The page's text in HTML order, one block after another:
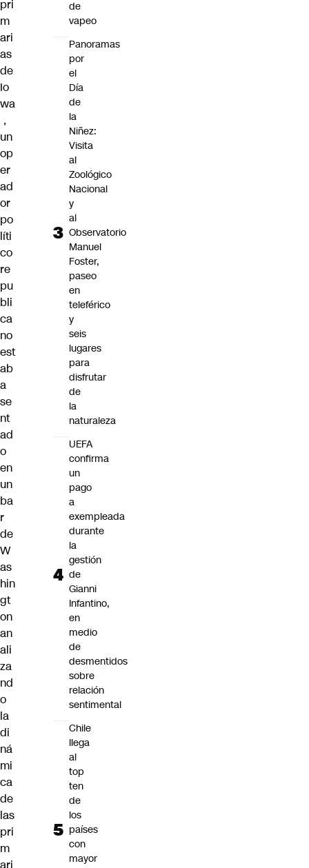
pri
m
ari
as
de
Io
wa
,
un
op
er
ad
or
po
líti
co
re
pu
bli
ca
no
est
ab
a
se
nt
ad
o
en
un
ba
r
de
W
as
hin
gt
on
an
ali
za
nd
o
la
di
ná
mi
ca
de
las
pri
m
ari
de
vapeo
Panoramas
por
el
Día
de
la
Niñez:
Visita
al
Zoológico
Nacional
y
al
Observatorio
Manuel
Foster,
paseo
en
teleférico
y
seis
lugares
para
disfrutar
de
la
naturaleza
UEFA
confirma
un
pago
a
exempleada
durante
la
gestión
de
Gianni
Infantino,
en
medio
de
desmentidos
sobre
relación
sentimental
Chile
llega
al
top
ten
de
los
países
con
mayor